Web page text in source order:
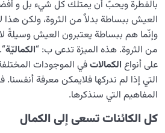
منظومة المحبّة في كيان الإنسان
غاية الخلق ومكانة الإنسان
دور القدوة في حياة الإنسان
العلاقة بين الدنيا والآخرة
السنن الإلهية
بالفطرة ویحبّ أن يمتلك كل شيء بل و
العیش ببساطة بدلاٌ من الثروة، ولكن هذا
وإنّما هم ببساطة یعتبرون العیش وسیلةً
من الثروة. هذه المیزة تدعى ب: “الکمالیّة
علی أنواع الکمالاتفي الموجودات
التي إذا لم ندرکها فلایمکن معرفة أنفسنا.
المفاهیم التي سنذكرها.
كل الكائنات تسعى إلى الكمال